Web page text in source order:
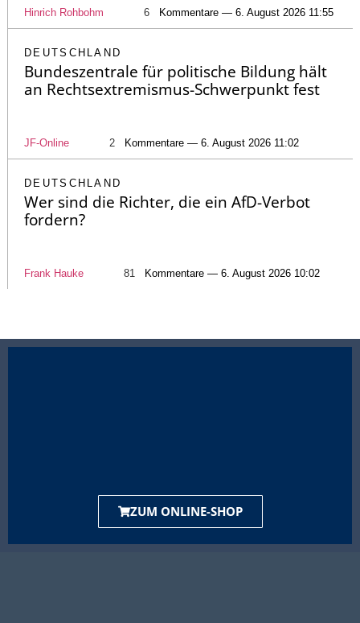
Hinrich Rohbohm 6 Kommentare — 6. August 2026 11:55
DEUTSCHLAND
Bundeszentrale für politische Bildung hält
an Rechtsextremismus-Schwerpunkt fest
JF-Online 2 Kommentare — 6. August 2026 11:02
DEUTSCHLAND
Wer sind die Richter, die ein AfD-Verbot
fordern?
Frank Hauke 81 Kommentare — 6. August 2026 10:02
ZUM ONLINE-SHOP